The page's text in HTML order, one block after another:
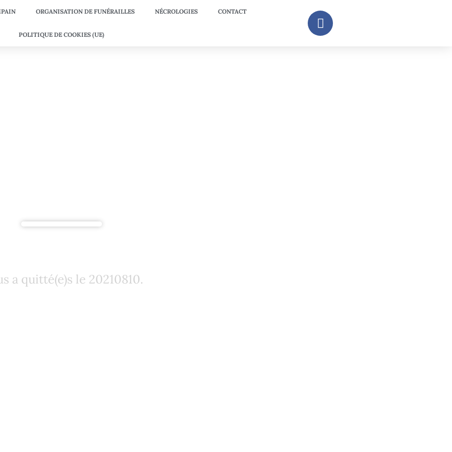
ORGANISATION DE FUNÉRAILLES NÉCROLOGIES CONTACT
POLITIQUE DE COOKIES (UE)
a quitté(e)s le 20210810.